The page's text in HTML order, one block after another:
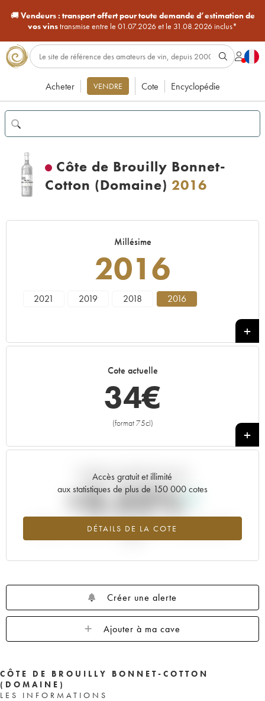
🚚Vendeurs : transport offert pour toute demande d’estimation de
vos vinstransmise entre le 01.07.2026 et le 31.08.2026 inclus*
Acheter VENDRE Cote Encyclopédie
Côte de Brouilly Bonnet-
Cotton (Domaine) 2016
Millésime
2016
2021 2019 2018 2016
Cote actuelle
34€
(format 75cl)
+
Accès gratuit et illimité
aux statistiques de plus de 150 000 cotes
DÉTAILS DE LA COTE
Tendance actuelle de la cote
+3.52%
Tendance à la hausse du millésime 2016 en 2026 par rapport à
Créer une alerte
Ajouter à ma cave
CÔTE DE BROUILLY BONNET-COTTON
(DOMAINE)
LES INFORMATIONS